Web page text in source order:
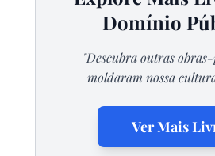
Domínio
"Descubra outras
moldaram nossa
Ver Mais